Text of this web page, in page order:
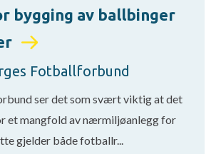
bygging av ballbinger
Fotballforbund
ser det som svært viktig at det
et mangfold av nærmiljøanlegg for
gjelder både fotballr...